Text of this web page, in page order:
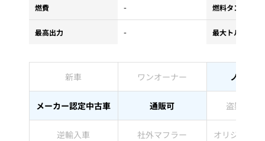
燃費 - 燃料タンク容量
最高出力 - 最大トルク
新車 ワンオーナー ノーマ
メーカー認定中古車 通販可 盗難防止
逆輸入車 社外マフラー オリジナル